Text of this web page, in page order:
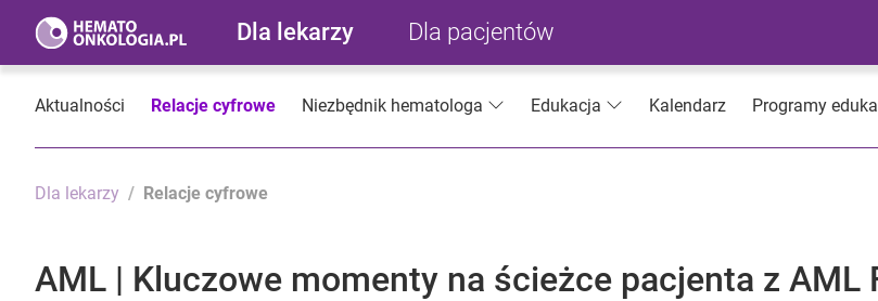
Dla lekarzy Dla pacjentów
Aktualności Relacje cyfrowe Niezbędnik hematologa Edukacja Kalendarz Programy
Dla lekarzy Relacje cyfrowe
AML | Kluczowe momenty na ścieżce pacjenta z AML